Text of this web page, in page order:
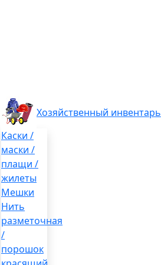
Хозяйственный инвентарь
Каски /
маски /
плащи /
жилеты
Мешки
Нить
разметочная
/
порошок